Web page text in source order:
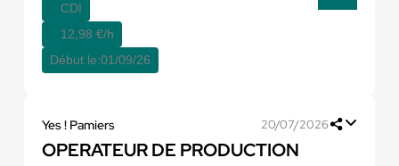
CDI
12,98 €/h
Début le:01/09/26
Yes ! Pamiers 20/07/2026
OPERATEUR DE PRODUCTION